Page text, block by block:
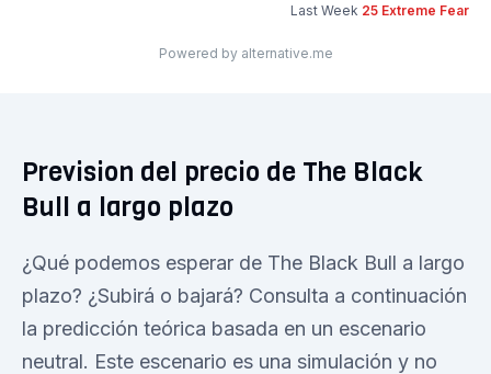
Last Week 25 Extreme Fear
Powered by alternative.me
Prevision del precio de The Black
Bull a largo plazo
¿Qué podemos esperar de The Black Bull a largo
plazo? ¿Subirá o bajará? Consulta a continuación
la predicción teórica basada en un escenario
neutral. Este escenario es una simulación y no